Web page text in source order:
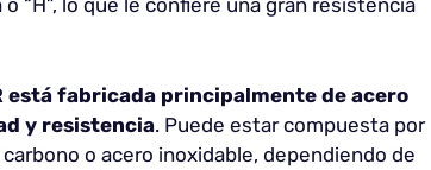
“H”, lo que le confiere una gran resistencia
está fabricada principalmente de acero
y resistencia. Puede estar compuesta por
o acero inoxidable, dependiendo de